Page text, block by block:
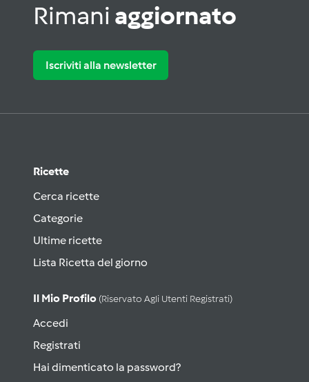
Rimani aggiornato
Iscriviti alla newsletter
Ricette
Cerca ricette
Categorie
Ultime ricette
Lista Ricetta del giorno
Il Mio Profilo (riservato Agli Utenti Registrati)
Accedi
Registrati
Hai dimenticato la password?